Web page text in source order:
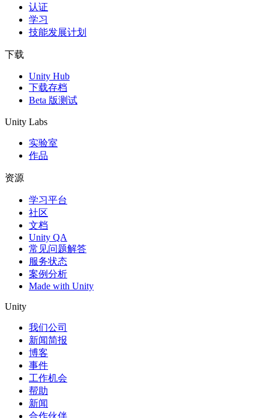
认证
学习
技能发展计划
下载
Unity Hub
下载存档
Beta 版测试
Unity Labs
实验室
作品
资源
学习平台
社区
文档
Unity QA
常见问题解答
服务状态
案例分析
Made with Unity
Unity
我们公司
新闻简报
博客
事件
工作机会
帮助
新闻
合作伙伴